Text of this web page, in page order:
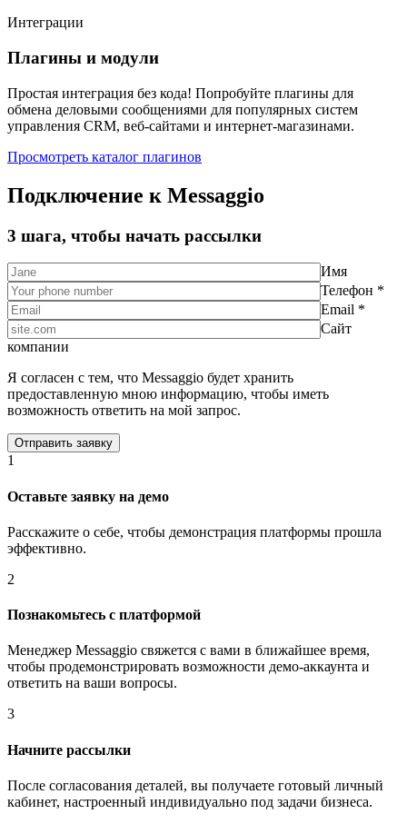
Интеграции
Плагины и модули
Простая интеграция без кода! Попробуйте плагины для
обмена деловыми сообщениями для популярных систем
управления CRM, веб-сайтами и интернет-магазинами.
Просмотреть каталог плагинов
Подключение к Messaggio
3 шага, чтобы начать рассылки
Имя
Телефон *
Email *
Сайт
компании
Я согласен с тем, что Messaggio будет хранить
предоставленную мною информацию, чтобы иметь
возможность ответить на мой запрос.
1
Оставьте заявку на демо
Расскажите о себе, чтобы демонстрация платформы прошла
эффективно.
2
Познакомьтесь с платформой
Менеджер Messaggio свяжется с вами в ближайшее время,
чтобы продемонстрировать возможности демо-аккаунта и
ответить на ваши вопросы.
3
Начните рассылки
После согласования деталей, вы получаете готовый личный
кабинет, настроенный индивидуально под задачи бизнеса.